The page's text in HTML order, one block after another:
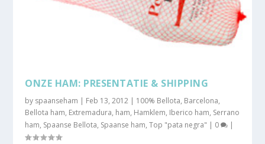
ONZE HAM: PRESENTATIE & SHIPPING
by spaanseham | Feb 13, 2012 | 100% Bellota, Barcelona,
Bellota ham, Extremadura, ham, Hamklem, Iberico ham, Serrano
ham, Spaanse Bellota, Spaanse ham,Top "pata negra" | 0 |